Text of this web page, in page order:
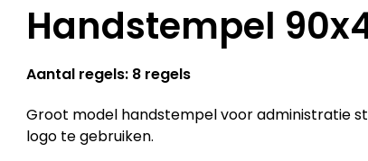
Handstempel
Aantal regels: 8 regels
Groot model handstempel voor administratie
logo te gebruiken.